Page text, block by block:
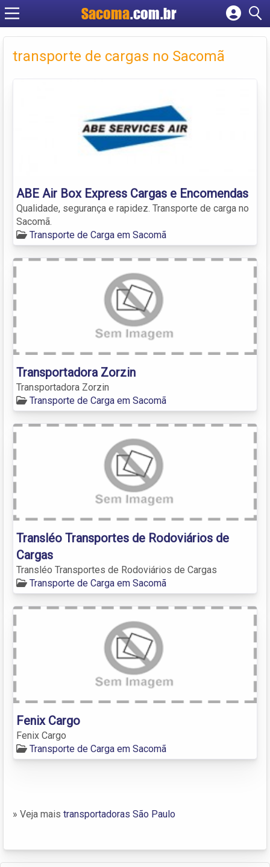
Sacoma.com.br
Cadastrar empresa
Criar conta
transporte de cargas no Sacomã
ABE Air Box Express Cargas e Encomendas
Qualidade, segurança e rapidez. Transporte de carga no
Sacomã.
Transporte de Carga em Sacomã
Transportadora Zorzin
Transportadora Zorzin
Transporte de Carga em Sacomã
Transléo Transportes de Rodoviários de
Cargas
Transléo Transportes de Rodoviários de Cargas
Transporte de Carga em Sacomã
Fenix Cargo
Fenix Cargo
Transporte de Carga em Sacomã
» Veja mais transportadoras São Paulo